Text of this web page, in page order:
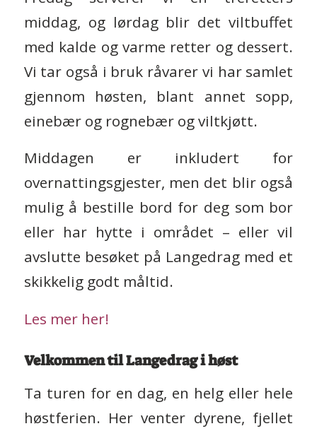
middag, og lørdag blir det viltbuffet
med kalde og varme retter og dessert.
Vi tar også i bruk råvarer vi har samlet
gjennom høsten, blant annet sopp,
einebær og rognebær og viltkjøtt.
Middagen er inkludert for
overnattingsgjester, men det blir også
mulig å bestille bord for deg som bor
eller har hytte i området – eller vil
avslutte besøket på Langedrag med et
skikkelig godt måltid.
Les mer her!
Velkommen til Langedrag i høst
Ta turen for en dag, en helg eller hele
høstferien. Her venter dyrene, fjellet